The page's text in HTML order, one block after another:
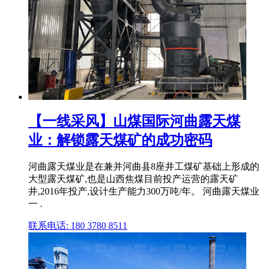
【一线采风】山煤国际河曲露天煤
业：解锁露天煤矿的成功密码
河曲露天煤业是在兼并河曲县8座井工煤矿基础上形成的
大型露天煤矿,也是山西焦煤目前投产运营的露天矿
井,2016年投产,设计生产能力300万吨/年。 河曲露天煤业
一 .
联系电话: 180 3780 8511